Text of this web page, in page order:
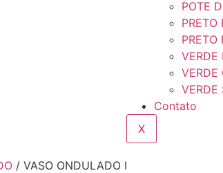
POTE
PRETO
PRETO
VERDE
VERDE
VERDE
Contato
X
/ VASO ONDULADO I